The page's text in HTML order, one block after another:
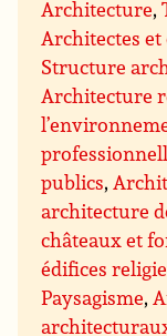
Architecture,
Architectes et
Structure
Architecture
publics,
architecture
châteaux et
édifices
Paysagisme,